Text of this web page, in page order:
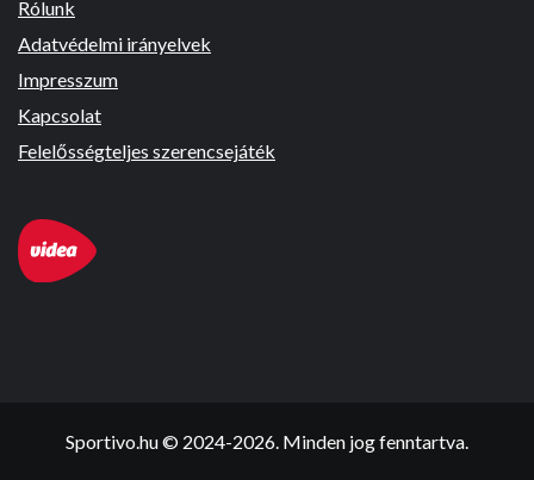
Rólunk
Adatvédelmi irányelvek
Impresszum
Kapcsolat
Felelősségteljes szerencsejáték
Sportivo.hu © 2024-2026. Minden jog fenntartva.